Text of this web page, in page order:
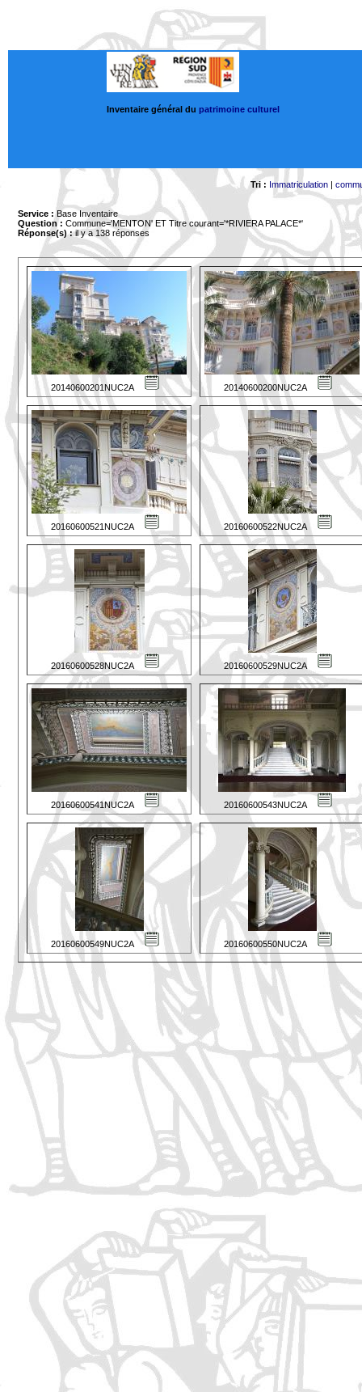
Inventaire général du patrimoine culturel
Tri : Immatriculation|
Service : Base Inventaire
Question : Commune='MENTON' ET Titre courant='*RIVIERA PALACE*'
Réponse(s) :il y a 138 réponses
20140600201NUC2A 20140600200NUC2A
20160600521NUC2A 20160600522NUC2A
20160600528NUC2A 20160600529NUC2A
20160600541NUC2A 20160600543NUC2A
20160600549NUC2A 20160600550NUC2A